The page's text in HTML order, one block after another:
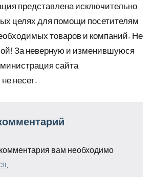
представлена исключительно
целях для помощи посетителям
товаров и компаний. Не
За неверную и изменившуюся
сайта
несет.
вам необходимо